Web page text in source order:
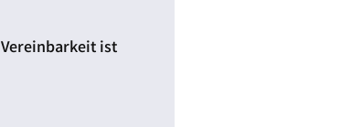
Vereinbarkeit ist